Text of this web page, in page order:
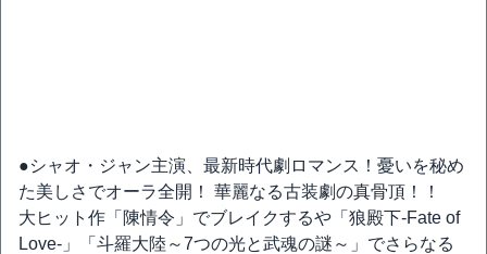
●シャオ・ジャン主演、最新時代劇ロマンス！憂いを秘め
た美しさでオーラ全開！ 華麗なる古装劇の真骨頂！！
大ヒット作「陳情令」でブレイクするや「狼殿下-Fate of
Love-」「斗羅大陸～7つの光と武魂の謎～」でさらなる